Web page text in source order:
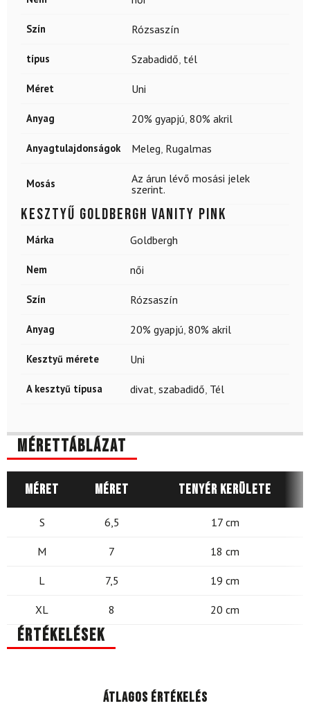
Szín Rózsaszín
típus Szabadidő, tél
Méret Uni
Anyag 20% gyapjú, 80% akril
Anyagtulajdonságok Meleg, Rugalmas
Mosás
Az árun lévő mosási jelek
szerint.
Kesztyű GOLDBERGH Vanity Pink
Márka Goldbergh
Nem női
Szín Rózsaszín
Anyag 20% gyapjú, 80% akril
Kesztyű mérete Uni
A kesztyű típusa divat, szabadidő, Tél
Mérettáblázat
Méret Méret Tenyér kerülete
S 6,5 17 cm
M 7 18 cm
L 7,5 19 cm
XL 8 20 cm
Értékelések
Átlagos értékelés